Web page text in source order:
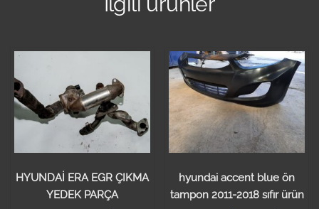
HYUNDAİ ERA EGR ÇIKMA
YEDEK PARÇA
hyundai accent blue ön
tampon 2011-2018 sıfır ürün